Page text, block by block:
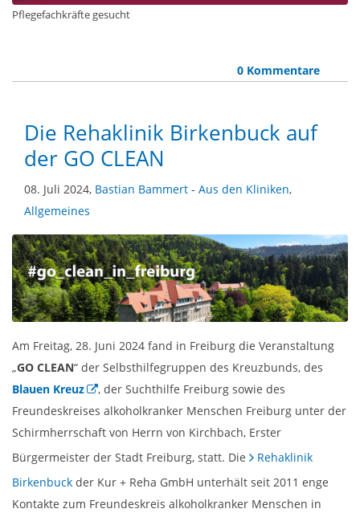
Pflegefachkräfte gesucht
0 Kommentare
Die Rehaklinik Birkenbuck auf
der GO CLEAN
08. Juli 2024, Bastian Bammert - Aus den Kliniken,
Allgemeines
Am Freitag, 28. Juni 2024 fand in Freiburg die Veranstaltung
„GO CLEAN“ der Selbsthilfegruppen des Kreuzbunds, des
Blauen Kreuz
, der Suchthilfe Freiburg sowie des
Freundeskreises alkoholkranker Menschen Freiburg unter der
Schirmherrschaft von Herrn von Kirchbach, Erster
Bürgermeister der Stadt Freiburg, statt. Die
Rehaklinik
Birkenbuck der Kur + Reha GmbH unterhält seit 2011 enge
Kontakte zum Freundeskreis alkoholkranker Menschen in